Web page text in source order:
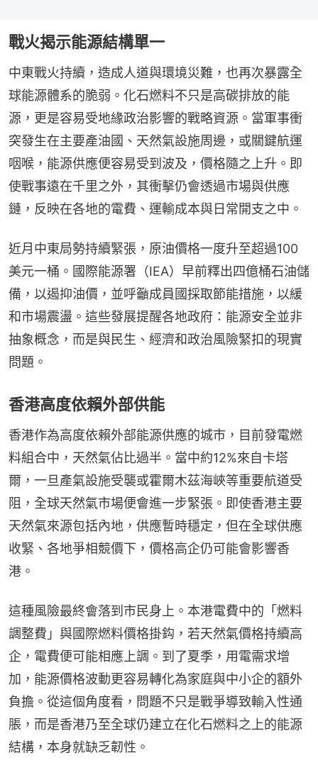
戰火揭示能源結構單一
中東戰火持續，造成人道與環境災難，也再次暴露全
球能源體系的脆弱。化石燃料不只是高碳排放的能
源，更是容易受地緣政治影響的戰略資源。當軍事衝
突發生在主要產油國、天然氣設施周邊，或關鍵航運
咽喉，能源供應便容易受到波及，價格隨之上升。即
使戰事遠在千里之外，其衝擊仍會透過市場與供應
鏈，反映在各地的電費、運輸成本與日常開支之中。
近月中東局勢持續緊張，原油價格一度升至超過100
美元一桶。國際能源署（IEA）早前釋出四億桶石油儲
備，以遏抑油價，並呼籲成員國採取節能措施，以緩
和市場震盪。這些發展提醒各地政府：能源安全並非
抽象概念，而是與民生、經濟和政治風險緊扣的現實
問題。
香港高度依賴外部供能
香港作為高度依賴外部能源供應的城市，目前發電燃
料組合中，天然氣佔比過半。當中約12%來自卡塔
爾，一旦產氣設施受襲或霍爾木茲海峽等重要航道受
阻，全球天然氣市場便會進一步緊張。即使香港主要
天然氣來源包括內地，供應暫時穩定，但在全球供應
收緊、各地爭相競價下，價格高企仍可能會影響香
港。
這種風險最終會落到市民身上。本港電費中的「燃料
調整費」與國際燃料價格掛鈎，若天然氣價格持續高
企，電費便可能相應上調。到了夏季，用電需求增
加，能源價格波動更容易轉化為家庭與中小企的額外
負擔。從這個角度看，問題不只是戰爭導致輸入性通
脹，而是香港乃至全球仍建立在化石燃料之上的能源
結構，本身就缺乏韌性。